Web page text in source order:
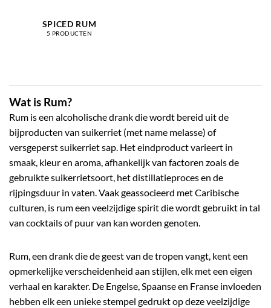
SPICED RUM
5 PRODUCTEN
Wat is Rum?
Rum is een alcoholische drank die wordt bereid uit de
bijproducten van suikerriet (met name melasse) of
versgeperst suikerriet sap. Het eindproduct varieert in
smaak, kleur en aroma, afhankelijk van factoren zoals de
gebruikte suikerrietsoort, het distillatieproces en de
rijpingsduur in vaten. Vaak geassocieerd met Caribische
culturen, is rum een veelzijdige spirit die wordt gebruikt in tal
van cocktails of puur van kan worden genoten.
Rum, een drank die de geest van de tropen vangt, kent een
opmerkelijke verscheidenheid aan stijlen, elk met een eigen
verhaal en karakter. De Engelse, Spaanse en Franse invloeden
hebben elk een unieke stempel gedrukt op deze veelzijdige